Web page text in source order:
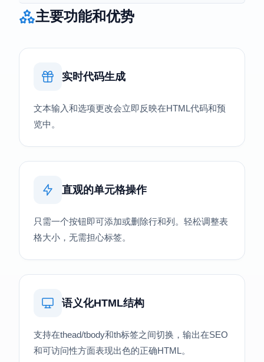
主要功能和优势
实时代码生成
文本输入和选项更改会立即反映在HTML代码和预
览中。
直观的单元格操作
只需一个按钮即可添加或删除行和列。轻松调整表
格大小，无需担心标签。
语义化HTML结构
支持在thead/tbody和th标签之间切换，输出在SEO
和可访问性方面表现出色的正确HTML。